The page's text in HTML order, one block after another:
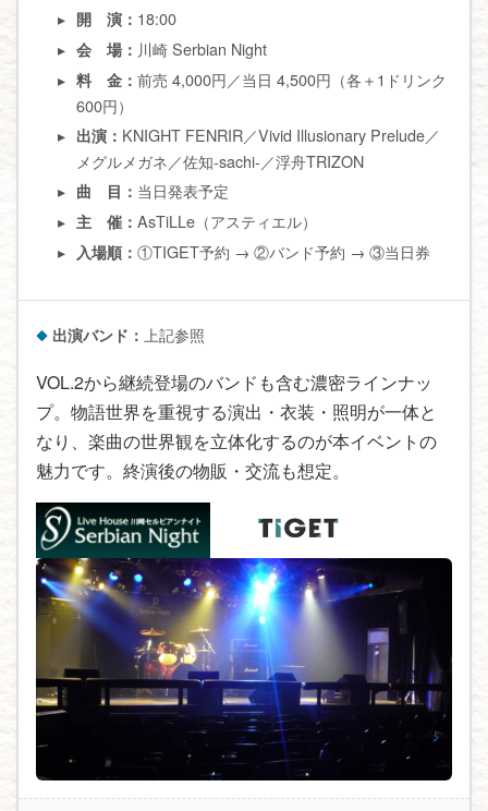
開 演： 18:00
会 場： 川崎 Serbian Night
料 金：前売 4,000円／当日 4,500円（各＋1ドリンク
600円）
出演： KNIGHT FENRIR／Vivid Illusionary Prelude／
メグルメガネ／佐知-sachi-／浮舟TRIZON
曲 目： 当日発表予定
主 催：AsTiLLe（アスティエル）
入場順：①TIGET予約 → ②バンド予約 → ③当日券
出演バンド：上記参照
VOL.2から継続登場のバンドも含む濃密ラインナッ
プ。物語世界を重視する演出・衣装・照明が一体と
なり、楽曲の世界観を立体化するのが本イベントの
魅力です。終演後の物販・交流も想定。